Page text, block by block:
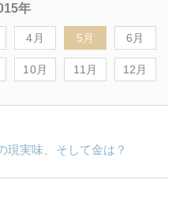
年
4月 5月 6月
10月 11月 12月
現実味、そして金は？